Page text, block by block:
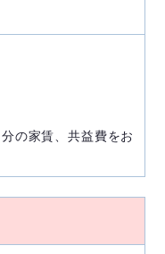
の家賃、共益費をお